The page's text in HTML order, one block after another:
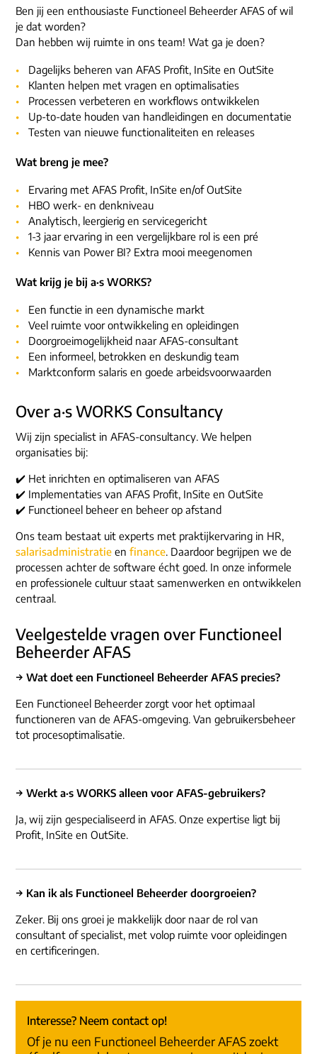
Ben jij een enthousiaste Functioneel Beheerder AFAS of wil
je dat worden?
Dan hebben wij ruimte in ons team! Wat ga je doen?
Dagelijks beheren van AFAS Profit, InSite en OutSite
Klanten helpen met vragen en optimalisaties
Processen verbeteren en workflows ontwikkelen
Up-to-date houden van handleidingen en documentatie
Testen van nieuwe functionaliteiten en releases
Wat breng je mee?
Ervaring met AFAS Profit, InSite en/of OutSite
HBO werk- en denkniveau
Analytisch, leergierig en servicegericht
1-3 jaar ervaring in een vergelijkbare rol is een pré
Kennis van Power BI? Extra mooi meegenomen
Wat krijg je bij a·s WORKS?
Een functie in een dynamische markt
Veel ruimte voor ontwikkeling en opleidingen
Doorgroeimogelijkheid naar AFAS-consultant
Een informeel, betrokken en deskundig team
Marktconform salaris en goede arbeidsvoorwaarden
Over a·s WORKS Consultancy
Wij zijn specialist in AFAS-consultancy. We helpen
organisaties bij:
✔️ Het inrichten en optimaliseren van AFAS
✔️ Implementaties van AFAS Profit, InSite en OutSite
✔️ Functioneel beheer en beheer op afstand
Ons team bestaat uit experts met praktijkervaring in HR,
salarisadministratie en finance. Daardoor begrijpen we de
processen achter de software écht goed. In onze informele
en professionele cultuur staat samenwerken en ontwikkelen
centraal.
Veelgestelde vragen over Functioneel
Beheerder AFAS
→ Wat doet een Functioneel Beheerder AFAS precies?
Een Functioneel Beheerder zorgt voor het optimaal
functioneren van de AFAS-omgeving. Van gebruikersbeheer
tot procesoptimalisatie.
→ Werkt a·s WORKS alleen voor AFAS-gebruikers?
Ja, wij zijn gespecialiseerd in AFAS. Onze expertise ligt bij
Profit, InSite en OutSite.
→ Kan ik als Functioneel Beheerder doorgroeien?
Zeker. Bij ons groei je makkelijk door naar de rol van
consultant of specialist, met volop ruimte voor opleidingen
en certificeringen.
Interesse? Neem contact op!
Of je nu een Functioneel Beheerder AFAS zoekt